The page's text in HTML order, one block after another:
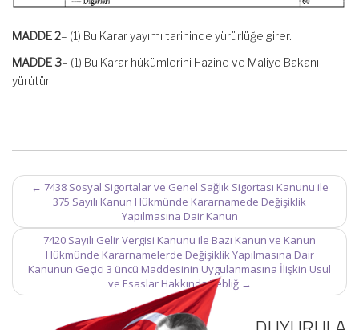
MADDE 2– (1) Bu Karar yayımı tarihinde yürürlüğe girer.
MADDE 3– (1) Bu Karar hükümlerini Hazine ve Maliye Bakanı
yürütür.
Post
navigation
← 7438 Sosyal Sigortalar ve Genel Sağlık Sigortası Kanunu ile
375 Sayılı Kanun Hükmünde Kararnamede Değişiklik
Yapılmasına Dair Kanun
7420 Sayılı Gelir Vergisi Kanunu ile Bazı Kanun ve Kanun
Hükmünde Kararnamelerde Değişiklik Yapılmasına Dair
Kanunun Geçici 3 üncü Maddesinin Uygulanmasına İlişkin Usul
ve Esaslar Hakkında Tebliğ →